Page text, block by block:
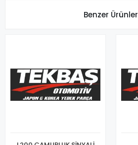
Benzer Ürünler